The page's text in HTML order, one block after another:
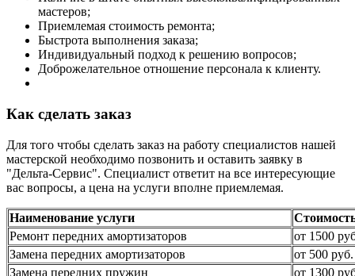
мастеров;
Приемлемая стоимость ремонта;
Быстрота выполнения заказа;
Индивидуальный подход к решению вопросов;
Доброжелательное отношение персонала к клиенту.
Как сделать заказ
Для того чтобы сделать заказ на работу специалистов нашей
мастерской необходимо позвонить и оставить заявку в
"Дельта-Сервис". Специалист ответит на все интересующие
вас вопросы, а цена на услуги вполне приемлемая.
Наименование услуги
Ремонт передних амортизаторов
от 1500
Замена передних амортизаторов
от 500 руб.
Замена передних пружин
от 1300